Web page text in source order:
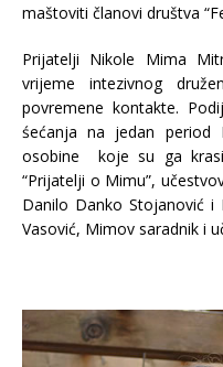
maštoviti članovi društva
Prijatelji Nikole Mima
vrijeme intezivnog
povremene kontakte.
śećanja na jedan
osobine koje su ga
“Prijatelji o Mimu”,
Danilo Danko Stojanović i
Vasović, Mimov saradnik i